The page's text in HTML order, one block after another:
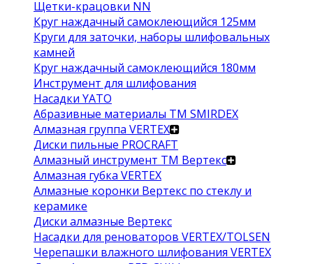
Щетки-крацовки NN
Круг наждачный самоклеющийся 125мм
Круги для заточки, наборы шлифовальных
камней
Круг наждачный самоклеющийся 180мм
Инструмент для шлифования
Насадки YATO
Абразивные материалы ТМ SMIRDEX
Алмазная группа VERTEX
Диски пильные PROCRAFT
Алмазный инструмент ТМ Вертекс
Алмазная губка VERTEX
Алмазные коронки Вертекс по стеклу и
керамике
Диски алмазные Вертекс
Насадки для реноваторов VERTEX/TOLSEN
Черепашки влажного шлифования VERTEX